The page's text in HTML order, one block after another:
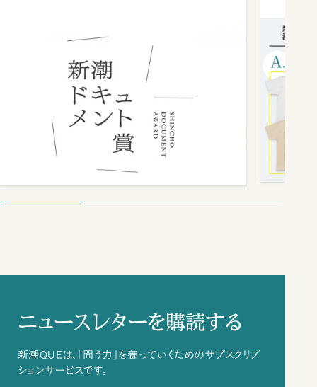
ニュースレターを購読する
新潮QUEは、「問う力」を養っていくためのサブスクリプ
ションサービスです。